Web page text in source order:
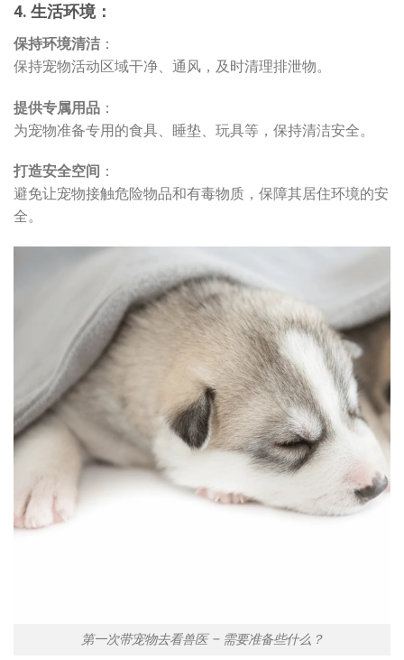
4. 生活环境：
保持环境清洁 ：
保持宠物活动区域干净、通风，及时清理排泄物。
提供专属用品 ：
为宠物准备专用的食具、睡垫、玩具等，保持清洁安全。
打造安全空间 ：
避免让宠物接触危险物品和有毒物质，保障其居住环境的安
全。
第一次带宠物去看兽医 – 需要准备些什么？